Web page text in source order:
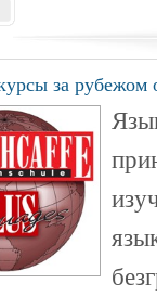
за рубежом